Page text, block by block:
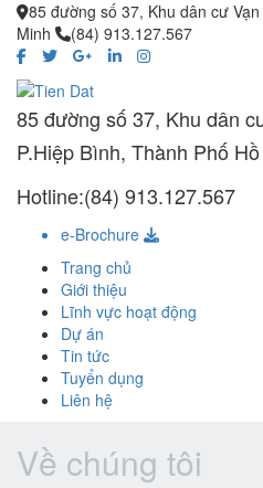
85 đường số 37, Khu dân cư
Minh
(84) 913.127.567
85 đường số 37, Khu dân
P.Hiệp Bình, Thành Phố
Hotline:(84) 913.127.567
e-Brochure
Trang chủ
Giới thiệu
Lĩnh vực hoạt động
Dự án
Tin tức
Tuyển dụng
Liên hệ
Về chúng tôi